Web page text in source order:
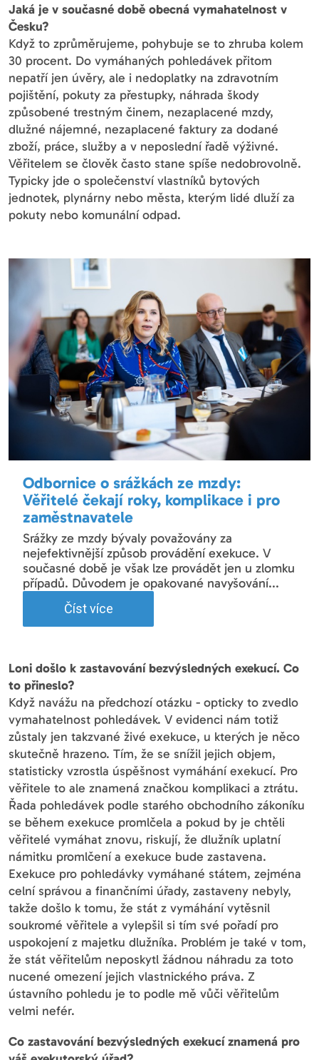
Jaká je v současné době obecná vymahatelnost v
Česku?
Když to zprůměrujeme, pohybuje se to zhruba kolem
30 procent. Do vymáhaných pohledávek přitom
nepatří jen úvěry, ale i nedoplatky na zdravotním
pojištění, pokuty za přestupky, náhrada škody
způsobené trestným činem, nezaplacené mzdy,
dlužné nájemné, nezaplacené faktury za dodané
zboží, práce, služby a v neposlední řadě výživné.
Věřitelem se člověk často stane spíše nedobrovolně.
Typicky jde o společenství vlastníků bytových
jednotek, plynárny nebo města, kterým lidé dluží za
pokuty nebo komunální odpad.
Odbornice o srážkách ze mzdy:
Věřitelé čekají roky, komplikace i pro
zaměstnavatele
Srážky ze mzdy bývaly považovány za
nejefektivnější způsob provádění exekuce. V
současné době je však lze provádět jen u zlomku
případů. Důvodem je opakované navyšování...
Číst více
Loni došlo k zastavování bezvýsledných exekucí. Co
to přineslo?
Když navážu na předchozí otázku - opticky to zvedlo
vymahatelnost pohledávek. V evidenci nám totiž
zůstaly jen takzvané živé exekuce, u kterých je něco
skutečně hrazeno. Tím, že se snížil jejich objem,
statisticky vzrostla úspěšnost vymáhání exekucí. Pro
věřitele to ale znamená značkou komplikaci a ztrátu.
Řada pohledávek podle starého obchodního zákoníku
se během exekuce promlčela a pokud by je chtěli
věřitelé vymáhat znovu, riskují, že dlužník uplatní
námitku promlčení a exekuce bude zastavena.
Exekuce pro pohledávky vymáhané státem, zejména
celní správou a finančními úřady, zastaveny nebyly,
takže došlo k tomu, že stát z vymáhání vytěsnil
soukromé věřitele a vylepšil si tím své pořadí pro
uspokojení z majetku dlužníka. Problém je také v tom,
že stát věřitelům neposkytl žádnou náhradu za toto
nucené omezení jejich vlastnického práva. Z
ústavního pohledu je to podle mě vůči věřitelům
velmi nefér.
Co zastavování bezvýsledných exekucí znamená pro